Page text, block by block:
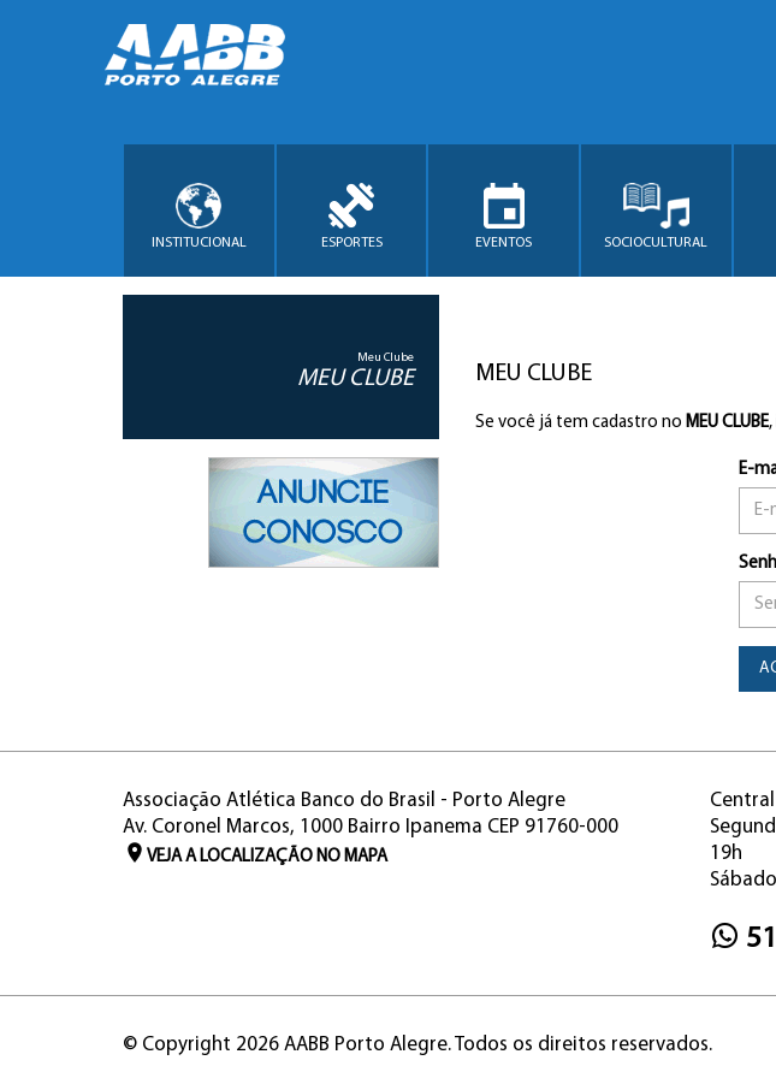
INSTITUCIONAL ESPORTES EVENTOS SOCIOCULTURAL
Meu Clube
MEU CLUBE MEU CLUBE
Se você já tem cadastro no MEU CLUBE,
E-
Associação Atlética Banco do Brasil - Porto Alegre
Av. Coronel Marcos, 1000 Bairro Ipanema CEP 91760-000
VEJA A LOCALIZAÇÃO NO MAPA
19h
© Copyright 2026 AABB Porto Alegre. Todos os direitos reservados.